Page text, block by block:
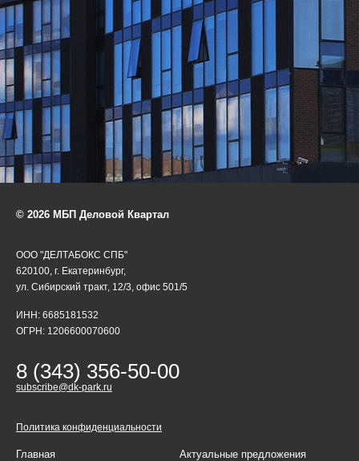
© 2026 МБП Деловой Квартал
ООО "ДЕЛТАБОКС СПБ"
620100, г. Екатеринбург,
ул. Сибирский тракт, 12/3, офис 501/5
ИНН: 6685181532
ОГРН: 1206600070600
8 (343) 356-50-00
subscribe@dk-park.ru
Политика конфиденциальности
Главная Актуальные предложения